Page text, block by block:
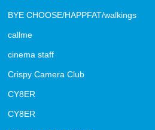
BYE CHOOSE/HAPPFAT/walkings
callme
cinema staff
Crispy Camera Club
CY8ER
CY8ER